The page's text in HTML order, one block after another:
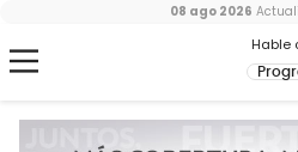
Hable
08 ago 2026